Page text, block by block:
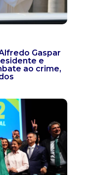
Gaspar
e
ao crime,